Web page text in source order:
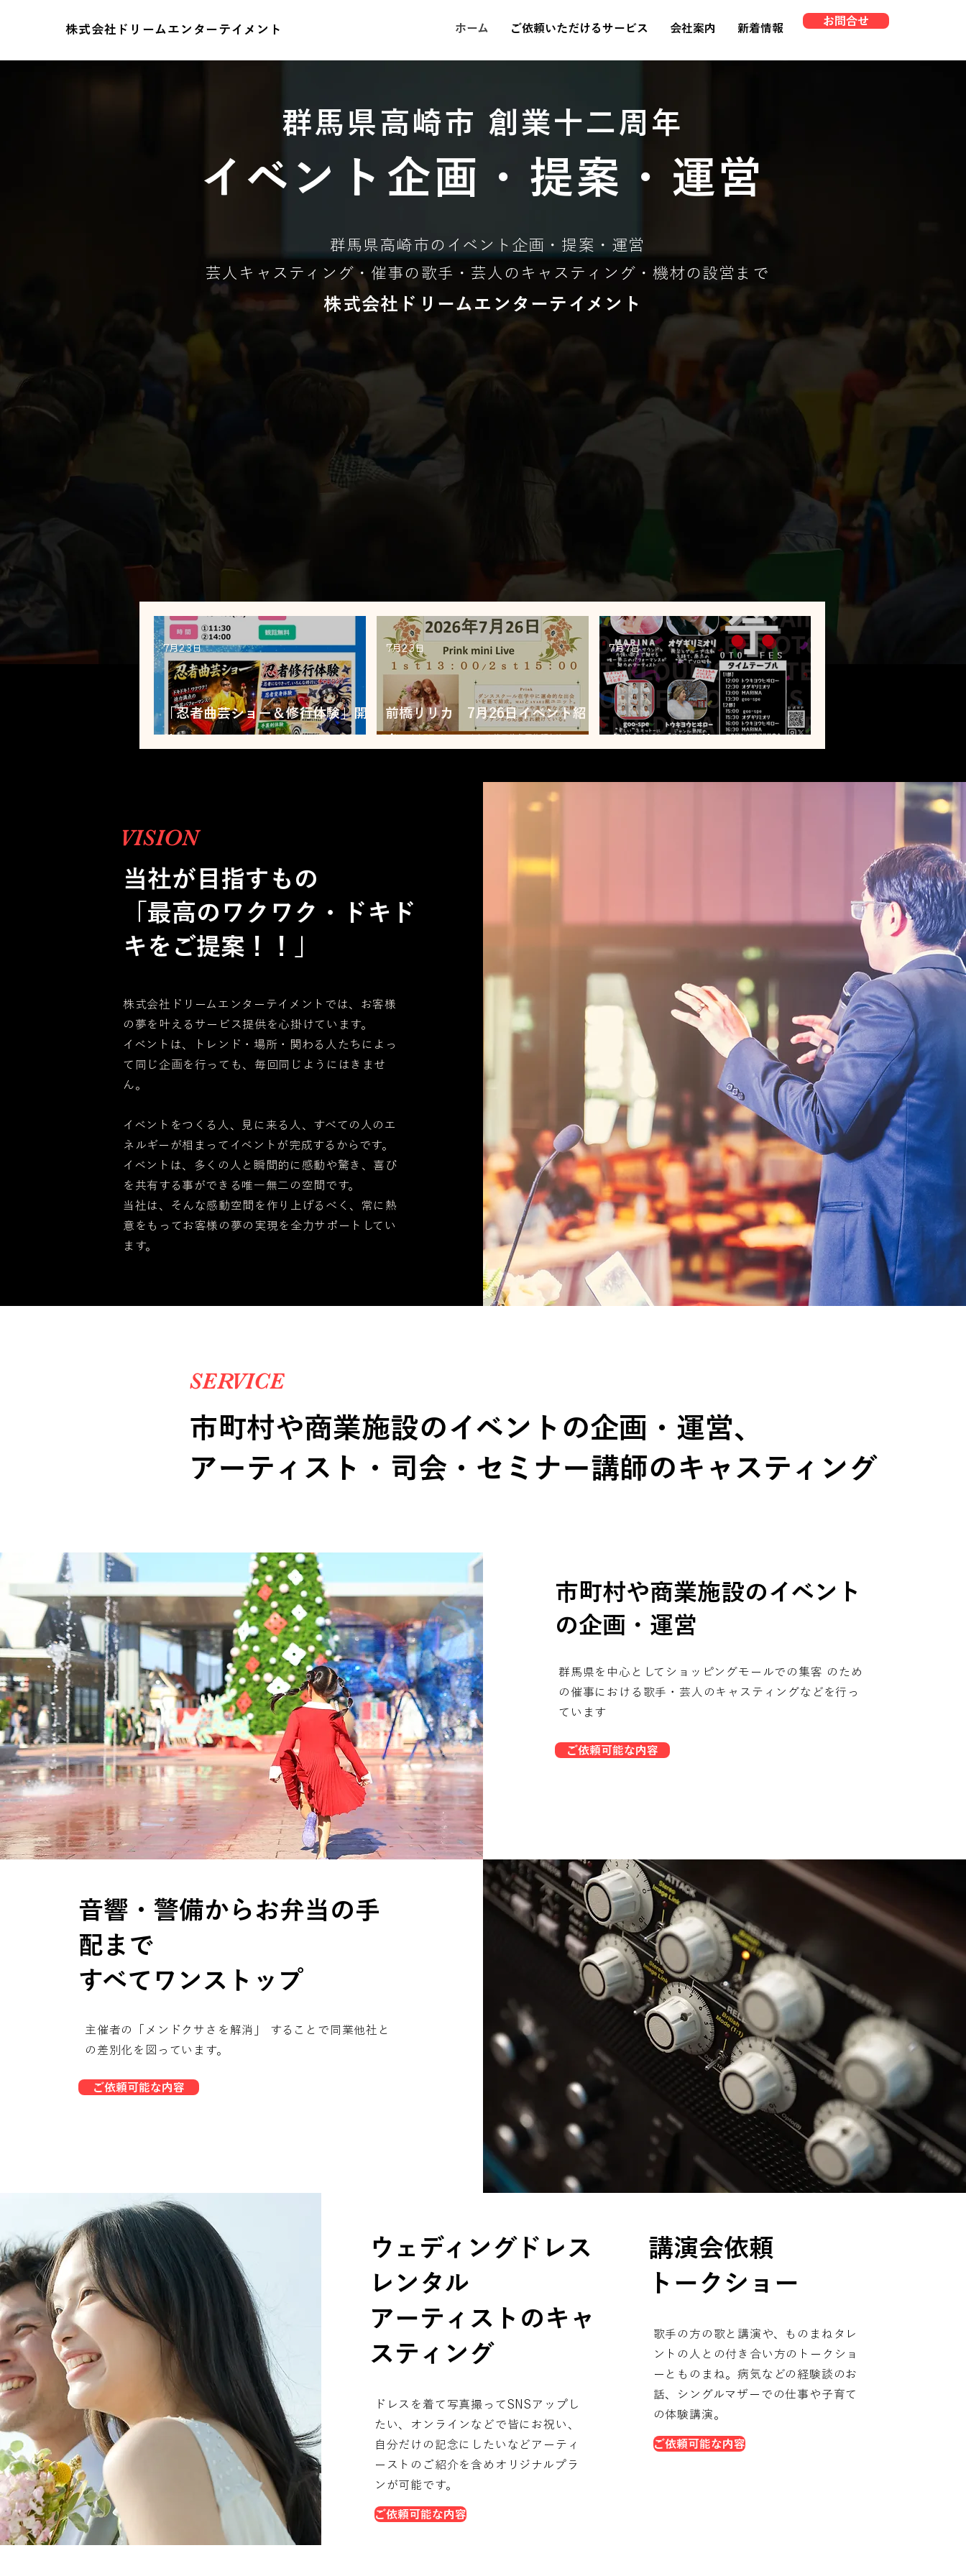
株式会社ドリームエンターテイメント ホーム ご依頼いただけるサービス 会社案内 新着情報
お問合せ
群馬県高崎市 創業十二周年
イベント企画・提案・運営
群馬県高崎市のイベント企画・提案・運営
芸人キャスティング・催事の歌手・芸人のキャスティング・機材の設営まで
株式会社ドリームエンターテイメント
「忍者曲芸ショー＆修行体験」開
7月23日
前橋リリカ 7月26日イベント紹
7月23日 7月7日
VISION
当社が目指すもの
「最高のワクワク・ドキド
キをご提案！！」
株式会社ドリームエンターテイメントでは、お客様
の夢を叶えるサービス提供を心掛けています。
イベントは、トレンド・場所・関わる人たちによっ
て同じ企画を行っても、毎回同じようにはきませ
ん。
イベントをつくる人、見に来る人、すべての人のエ
ネルギーが相まってイベントが完成するからです。
イベントは、多くの人と瞬間的に感動や驚き、喜び
を共有する事ができる唯一無二の空間です。
当社は、そんな感動空間を作り上げるべく、常に熱
意をもってお客様の夢の実現を全力サポートしてい
ます。
SERVICE
市町村や商業施設のイベントの企画・運営、
アーティスト・司会・セミナー講師のキャスティング
市町村や商業施設のイベント
の企画・運営
群馬県を中心としてショッピングモールでの集客 のため
の催事における歌手・芸人のキャスティングなどを行っ
ています
ご依頼可能な内容
音響・警備からお弁当の手
配まで
すべてワンストップ
主催者の「メンドクサさを解消」 することで同業他社と
の差別化を図っています。
ご依頼可能な内容
ウェディングドレス
レンタル
アーティストのキャ
スティング
ドレスを着て写真撮ってSNSアップし
たい、​オンラインなどで皆にお祝い、
自分だけの記念にしたいなどアーティ
ーストのご紹介を含めオリジナルプラ
ンが可能です。
ご依頼可能な内容
講演会依頼
​トークショー
​歌手の方の歌と講演や、ものまねタレ
ントの人との付き合い方のトークショ
ーとものまね。病気などの経験談のお
話、シングルマザーでの仕事や子育て
の体験講演。
ご依頼可能な内容